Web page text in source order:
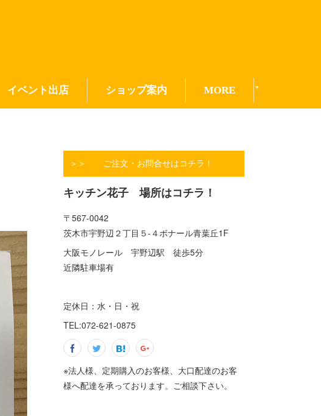
イベント出店 ショップ案内 MORE
＞＞ ご注文・お問合せはコチラ！
キッチン花子 場所はコチラ！
〒567-0042
茨木市宇野辺２丁目５-４ボナール青葉丘1F
大阪モノレール 宇野辺駅 徒歩5分
近隣駐車場有
定休日：水・日・祝
TEL:072-621-0875
※法人様、定期購入のお客様、大口配達のお客
様へ配達を承っております。ご相談下さい。